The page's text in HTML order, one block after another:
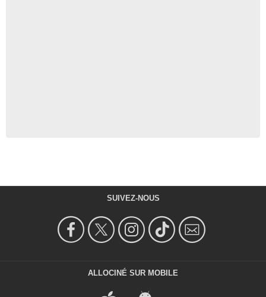
SUIVEZ-NOUS
ALLOCINÉ SUR MOBILE